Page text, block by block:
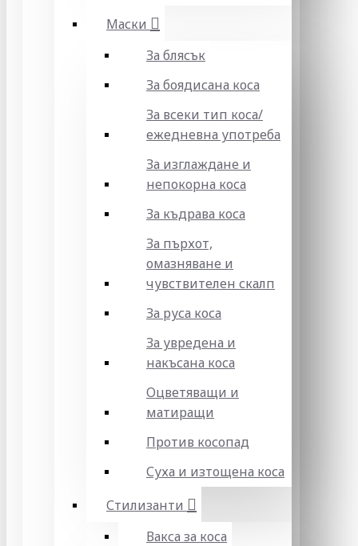
Маски
За блясък
За боядисана коса
За всеки тип коса/
ежедневна употреба
За изглаждане и
непокорна коса
За къдрава коса
За пърхот,
омазняване и
чувствителен скалп
За руса коса
За увредена и
накъсана коса
Оцветяващи и
матиращи
Против косопад
Суха и изтощена коса
Стилизанти
Вакса за коса